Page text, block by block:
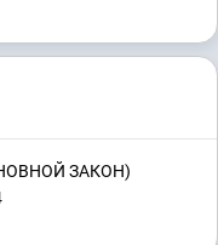
ЗАКОН)